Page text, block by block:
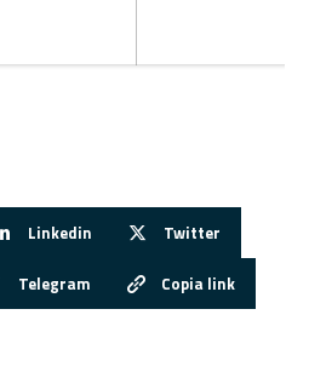
Linkedin Twitter
Telegram Copia link